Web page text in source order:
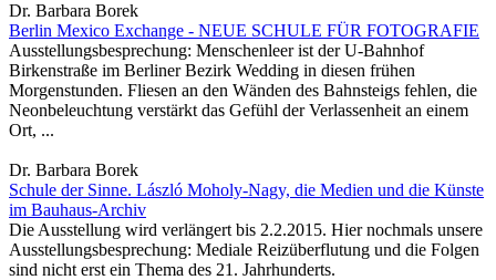
Dr. Barbara Borek
Berlin Mexico Exchange - NEUE SCHULE FÜR FOTOGRAFIE
Ausstellungsbesprechung: Menschenleer ist der U-Bahnhof
Birkenstraße im Berliner Bezirk Wedding in diesen frühen
Morgenstunden. Fliesen an den Wänden des Bahnsteigs fehlen, die
Neonbeleuchtung verstärkt das Gefühl der Verlassenheit an einem
Ort, ...
Dr. Barbara Borek
Schule der Sinne. László Moholy-Nagy, die Medien und die Künste
im Bauhaus-Archiv
Die Ausstellung wird verlängert bis 2.2.2015. Hier nochmals unsere
Ausstellungsbesprechung: Mediale Reizüberflutung und die Folgen
sind nicht erst ein Thema des 21. Jahrhunderts.